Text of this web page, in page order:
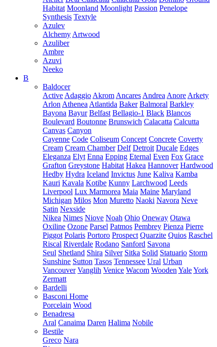
Habitat Moonland Moonlight Passion Penelope
Synthesis Textyle
Azulev
Alchemy Artwood
Azuliber
Ambre
Azuvi
Neeko
B
Baldocer
Active Adaggio Akrom Ancares Andrea Anore Arkety
Arlon Athenea Atlantida Baker Balmoral Barkley
Bayona Bayur Belfast Bellagio-1 Black Blancos
Boulevard Boutonne Brunswich Calacatta Calcutta
Canvas Canyon
Cayenne Code Coliseum Concept Concrete Coverty
Cream Cream Chamber Delf Detroit Ducale Edges
Eleganza Elyt Enna Epping Eternal Even Fox Grace
Grafton Greystone Habitat Hakea Hannover Hardwood
Hedby Hydra Iceland Invictus June Kaliva Kamba
Kauri Kavala Kotibe Kunny Larchwood Leeds
Liverpool Lux Marmorea Maia Maine Maryland
Michigan Milos Mon Muretto Naoki Navora Neve
Satin Nexside
Nikea Nimes Niove Noah Ohio Oneway Otawa
Oxiline Ozone Parsel Patmos Pembrey Pienza Pierre
Piggot Polaris Portoro Prospect Quarzite Quios Raschel
Riscal Riverdale Rodano Sanford Savona
Seul Shetland Shira Silver Sitka Solid Statuario Storm
Sunshine Sutton Tasos Tennessee Ural Urban
Vancouver Vanglih Venice Wacom Wooden YaleYork
Zermatt
Bardelli
Basconi Home
Porcelain Wood
Benadresa
Aral Canaima Daren Halima Nobile
Bestile
Greco Nara